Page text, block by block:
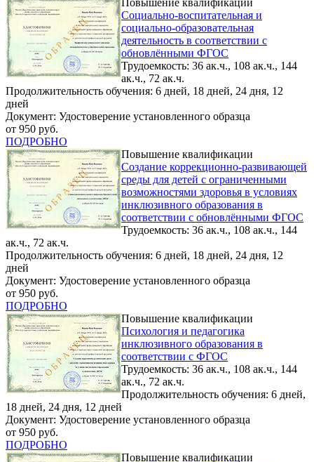
Социально-воспитательная и
социально-образовательная
деятельность в соответствии с
обновлёнными ФГОС
Трудоемкость: 36 ак.ч., 108 ак.ч., 144
ак.ч., 72 ак.ч.
Продолжительность обучения: 6 дней, 18 дней, 24 дня, 12
дней
Документ: Удостоверение установленного образца
от 950 руб.
ПОДРОБНО
Повышение квалификации
Создание коррекционно-развивающей
среды для детей с ограниченными
возможностями здоровья в условиях
инклюзивного образования в
соответствии с обновлёнными ФГОС
Трудоемкость: 36 ак.ч., 108 ак.ч., 144
ак.ч., 72 ак.ч.
Продолжительность обучения: 6 дней, 18 дней, 24 дня, 12
дней
Документ: Удостоверение установленного образца
от 950 руб.
ПОДРОБНО
Повышение квалификации
Психология и педагогика
инклюзивного образования в
соответствии с ФГОС
Трудоемкость: 36 ак.ч., 108 ак.ч., 144
ак.ч., 72 ак.ч.
Продолжительность обучения: 6 дней,
18 дней, 24 дня, 12 дней
Документ: Удостоверение установленного образца
от 950 руб.
ПОДРОБНО
Повышение квалификации